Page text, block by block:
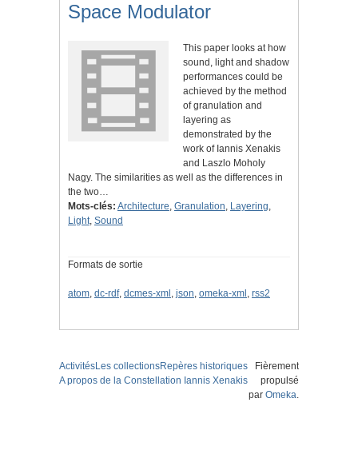
Space Modulator
This paper looks at how
sound, light and shadow
performances could be
achieved by the method
of granulation and
layering as
demonstrated by the
work of Iannis Xenakis
and Laszlo Moholy
Nagy. The similarities as well as the differences in
the two…
Mots-clés: Architecture, Granulation, Layering,
Light, Sound
Formats de sortie
atom, dc-rdf, dcmes-xml , json, omeka-xml , rss2
ActivitésLes collectionsRepères historiques
A propos de la Constellation Iannis Xenakis
Fièrement
propulsé
par Omeka.